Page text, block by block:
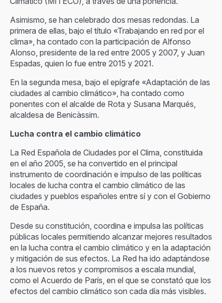
Asimismo, se han celebrado dos mesas redondas. La
primera de ellas, bajo el título «Trabajando en red por el
clima», ha contado con la participación de Alfonso
Alonso, presidente de la red entre 2005 y 2007, y Juan
Espadas, quien lo fue entre 2015 y 2021.
En la segunda mesa, bajo el epígrafe «Adaptación de las
ciudades al cambio climático», ha contado como
ponentes con el alcalde de Rota y Susana Marqués,
alcaldesa de Benicàssim.
Lucha contra el cambio climático
La Red Española de Ciudades por el Clima, constituida
en el año 2005, se ha convertido en el principal
instrumento de coordinación e impulso de las políticas
locales de lucha contra el cambio climático de las
ciudades y pueblos españoles entre sí y con el Gobierno
de España.
Desde su constitución, coordina e impulsa las políticas
públicas locales permitiendo alcanzar mejores resultados
en la lucha contra el cambio climático y en la adaptación
y mitigación de sus efectos. La Red ha ido adaptándose
a los nuevos retos y compromisos a escala mundial,
como el Acuerdo de París, en el que se constató que los
efectos del cambio climático son cada día más visibles.